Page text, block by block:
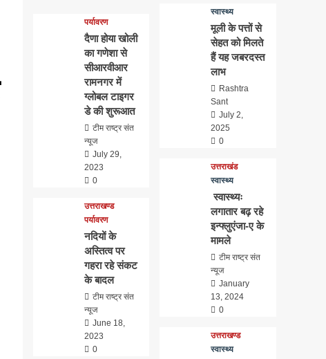
पर्यावरण
दैणा होया खोली
का गणेशा से
सीआरवीआर
रामनगर में
ग्लोबल टाइगर
डे की शुरूआत
टीम राष्ट्र संत
न्यूज
July 29,
2023
0
उत्तराखण्ड
पर्यावरण
नदियों के
अस्तित्व पर
गहरा रहे संकट
के बादल
टीम राष्ट्र संत
न्यूज
June 18,
2023
0
स्वास्थ्य
मूली के पत्तों से
सेहत को मिलते
हैं यह जबरदस्त
लाभ
Rashtra
Sant
July 2,
2025
0
उत्तराखंड
स्वास्थ्य
स्वास्थ्यः
लगातार बढ़ रहे
इन्फ्लुएंजा-ए के
मामले
टीम राष्ट्र संत
न्यूज
January
13, 2024
0
उत्तराखण्ड
स्वास्थ्य